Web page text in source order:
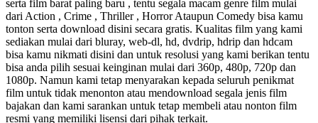
serta film barat paling baru , tentu segala macam genre film mulai
dari Action , Crime , Thriller , Horror Ataupun Comedy bisa kamu
tonton serta download disini secara gratis. Kualitas film yang kami
sediakan mulai dari bluray, web-dl, hd, dvdrip, hdrip dan hdcam
bisa kamu nikmati disini dan untuk resolusi yang kami berikan tentu
bisa anda pilih sesuai keinginan mulai dari 360p, 480p, 720p dan
1080p. Namun kami tetap menyarakan kepada seluruh penikmat
film untuk tidak menonton atau mendownload segala jenis film
bajakan dan kami sarankan untuk tetap membeli atau nonton film
resmi yang memiliki lisensi dari pihak terkait.